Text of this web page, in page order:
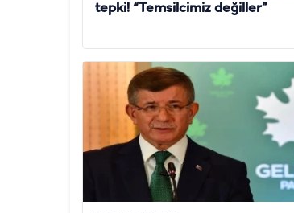
tepki! “Temsilcimiz değiller”